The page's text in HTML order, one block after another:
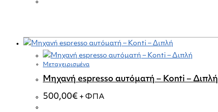
Μεταχειρισμένα
Μηχανή espresso αυτόματή – Konti – Διπλή
500,00€ + ΦΠΑ